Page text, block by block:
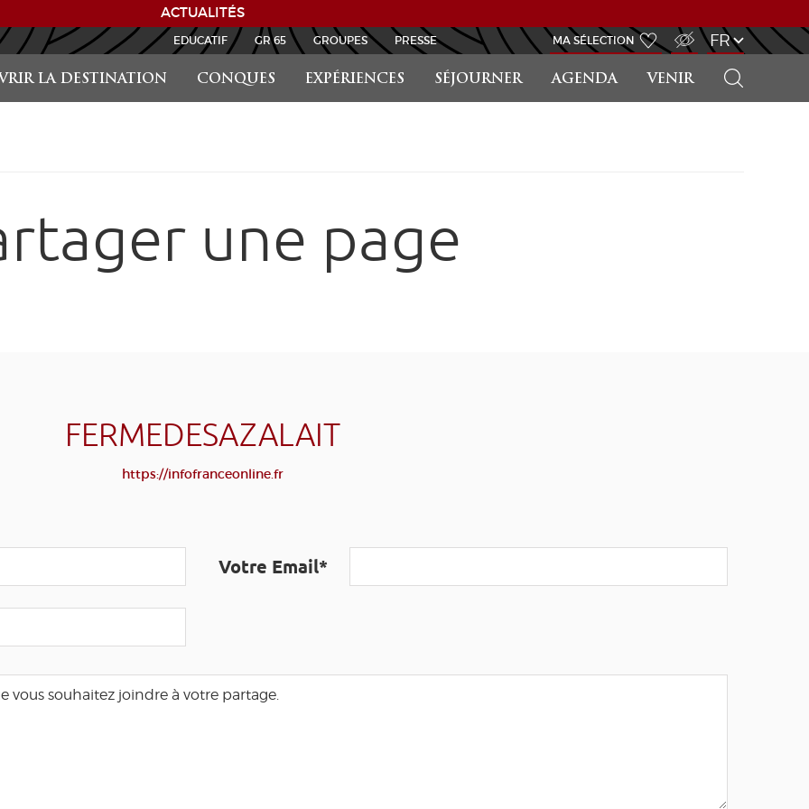
ACTUALITÉS
LA DESTINATION CONQUES EXPÉRIENCES SÉJOURNER AGENDA VENIR
EDUCATIF GR 65 GROUPES PRESSE MA SÉLECTION FR
une page
FERMEDESAZALAIT
https://infofranceonline.fr
Votre Email*